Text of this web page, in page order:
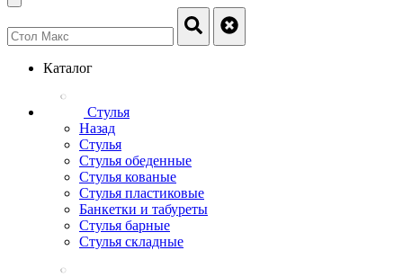
Каталог
Стулья
Назад
Стулья
Стулья обеденные
Стулья кованые
Стулья пластиковые
Банкетки и табуреты
Стулья барные
Стулья складные